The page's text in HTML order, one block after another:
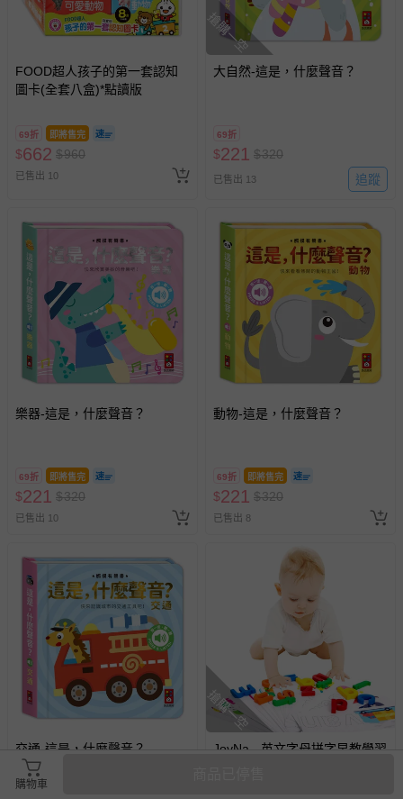
FOOD超人孩子的第一套認知
圖卡(全套八盒)*點讀版
69折 即將售完
$662 $960
已售出 10
搶購一空
大自然-這是，什麼聲音？
69折
$221 $320
已售出 13 追蹤
樂器-這是，什麼聲音？
69折 即將售完
$221 $320
已售出 10
動物-這是，什麼聲音？
69折 即將售完
$221 $320
已售出 8
交通-這是，什麼聲音？
搶購一空
JoyNa - 英文字母拼字早教學習
購物車